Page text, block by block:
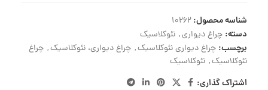
شناسه محصول:10262
دسته: چراغ دیواری, نئوکلاسیک
برچسب: چراغ دیواری نئوکلاسیک, چراغ دیواری، نئوکلاسیک, چراغ
نئوکلاسیک, نئوکلاسیک
اشتراک گذاری: